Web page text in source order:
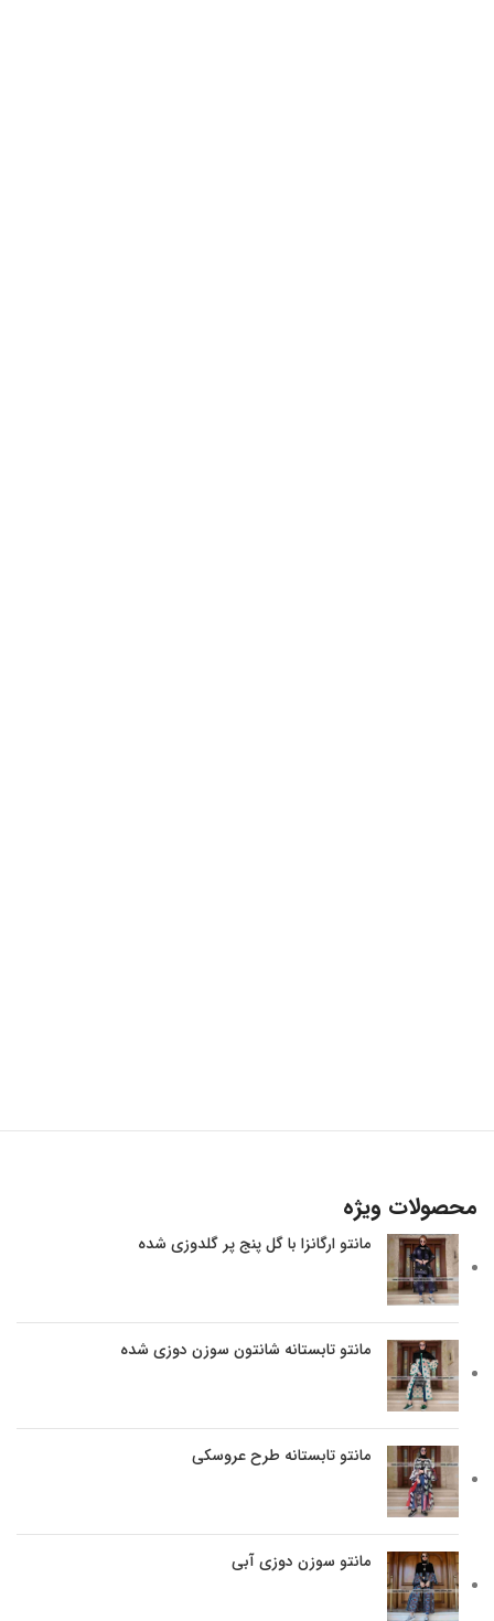
محصولات ویژه
مانتو ارگانزا با گل پنج پر گلدوزی شده
مانتو تابستانه شانتون سوزن دوزی شده
مانتو تابستانه طرح عروسکی
مانتو سوزن دوزی آبی